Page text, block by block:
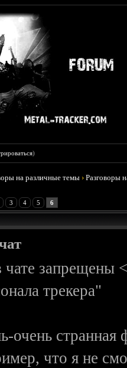
)
на различные темы ›Разговоры
3 4 5 6
чате запрещены
трекера"
очень
что я не